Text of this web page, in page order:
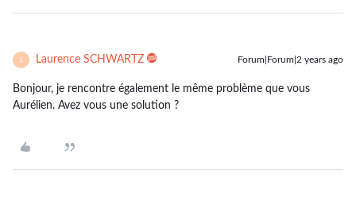
L Laurence SCHWARTZ Forum|Forum|2 years ago
Bonjour, je rencontre également le même problème que vous
Aurélien. Avez vous une solution ?